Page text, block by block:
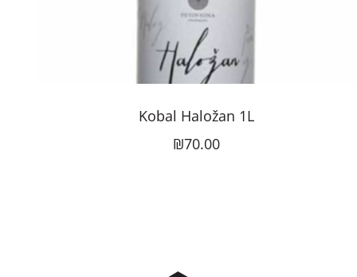
Kobal Haložan 1L
₪70.00